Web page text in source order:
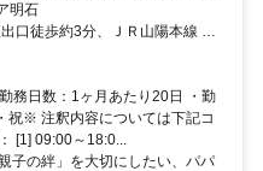
明石
口徒歩約3分、ＪＲ山陽本線 明
務日数：1ヶ月あたり20日 ・勤
祝※ 注釈内容については下記コ
[1] 09:00～18:0...
子の絆」を大切にしたい、パパ